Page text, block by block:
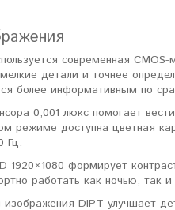
современная
детали и точнее
более информативным по
0,001 люкс помогает
режиме доступна цветная
Гц.
1920×1080 формирует
работать как ночью, так
DIPT улучшает